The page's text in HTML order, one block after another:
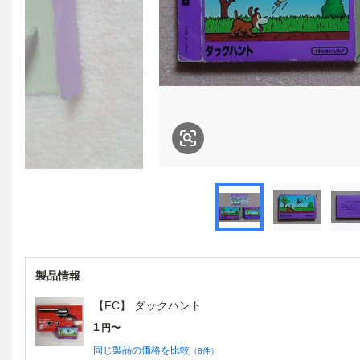
製品情報
【FC】 ダックハント
1 円〜
同じ製品の価格を比較 （8件）